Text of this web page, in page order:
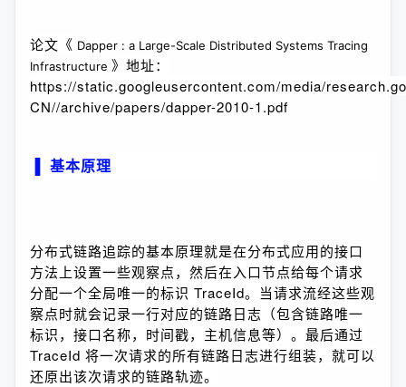
论文 《 Dapper : a Large-Scale Distributed Systems Tracing
Infrastructure 》地址：
https://static.googleusercontent.com/media/
CN//archive/papers/dapper-2010-1.pdf
基本原理
分布式链路追踪的基本原理就是在分布式应用的接口
方法上设置一些观察点，然后在入口节点给每个请求
分配一个全局唯一的标识 TraceId。当请求流经这些观
察点时就会记录一行对应的链路日志（包含链路唯一
标识，接口名称，时间戳，主机信息等）。最后通过
TraceId 将一次请求的所有链路日志进行组装，就可以
还原出该次请求的链路轨迹。